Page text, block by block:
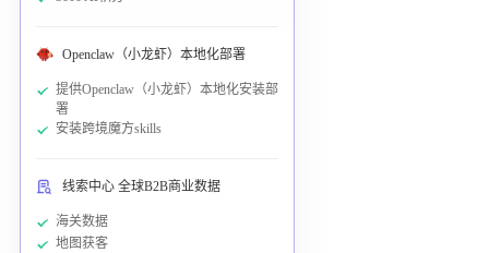
Openclaw（小龙虾）本地化部署
提供Openclaw（小龙虾）本地化安装部
署
安装跨境魔方skills
线索中心 全球B2B商业数据
海关数据
地图获客